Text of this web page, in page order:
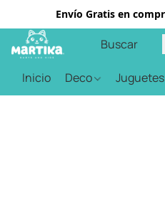
Envío Gratis en
Inicio Deco